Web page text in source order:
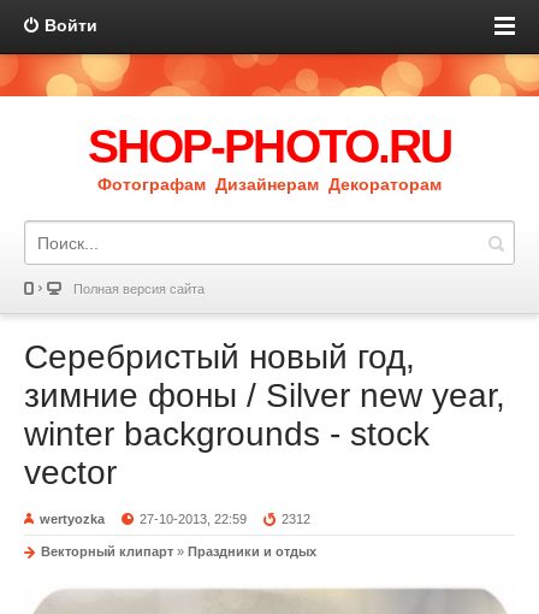
Войти
SHOP-PHOTO.RU
Фотографам Дизайнерам Декораторам
Полная версия сайта
Серебристый новый год,
зимние фоны / Silver new year,
winter backgrounds - stock
vector
wertyozka 27-10-2013, 22:59 2312
Векторный клипарт » Праздники и отдых